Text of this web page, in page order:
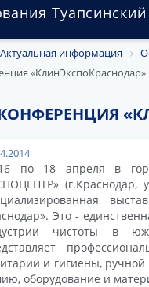
Актуальная информация
«КлинЭкспоКраснодар»
по 18 апреля в
(г.Краснодар,
Это -
чистоты в
и гигиены,
оборудование и